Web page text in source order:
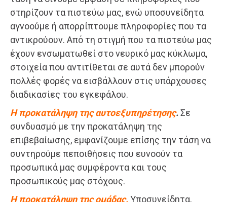
στηρίζουν τα πιστεύω μας, ενώ υποσυνείδητα
αγνοούμε ή απορρίπτουμε πληροφορίες που τα
αντικρούουν. Από τη στιγμή που τα πιστεύω μας
έχουν ενσωματωθεί στο νευρικό μας κύκλωμα,
στοιχεία που αντιτίθεται σε αυτά δεν μπορούν
πολλές φορές να εισβάλλουν στις υπάρχουσες
διαδικασίες του εγκεφάλου.
Η προκατάληψη της αυτοεξυπηρέτησης.Σε
συνδυασμό με την προκατάληψη της
επιβεβαίωσης, εμφανίζουμε επίσης την τάση να
συντηρούμε πεποιθήσεις που ευνοούν τα
προσωπικά μας συμφέροντα και τους
προσωπικούς μας στόχους.
Η προκατάληψη της ομάδας.Υποσυνείδητα,